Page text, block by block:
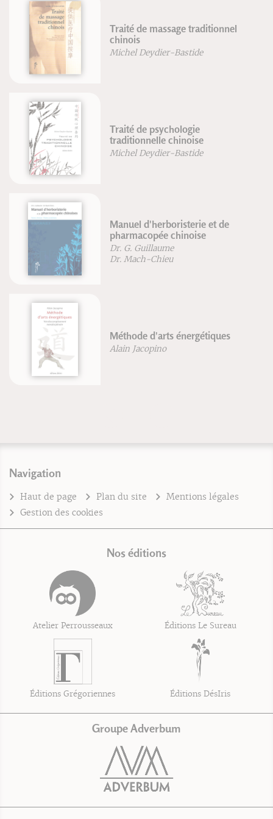
Traité de massage traditionnel
chinois
Michel Deydier-Bastide
Traité de psychologie
traditionnelle chinoise
Michel Deydier-Bastide
Manuel d'herboristerie et de
pharmacopée chinoise
Dr. G. Guillaume
Dr. Mach-Chieu
Méthode d'arts énergétiques
Alain Jacopino
Navigation
Haut de page Plan du site
Mentions légales
Gestion des cookies
Nos éditions
Atelier Perrousseaux Éditions Le Sureau
Éditions Grégoriennes Éditions DésIris
Groupe Adverbum